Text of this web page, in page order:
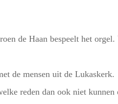
de Haan bespeelt het
de mensen uit de Lukaskerk.
reden dan ook niet